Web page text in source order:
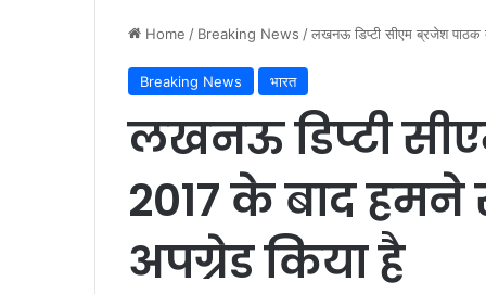
Home / Breaking News /लखनऊ डिप्टी सीएम ब्रजेश
Breaking News भारत
लखनऊ डिप्टी
2017 के बाद हमने
अपग्रेड किया है